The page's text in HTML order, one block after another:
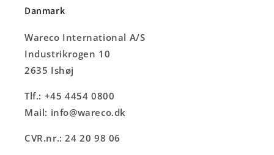
Danmark
Wareco International A/S
Industrikrogen 10
2635 Ishøj
Tlf.: +45 4454 0800
Mail: info@wareco.dk
CVR.nr.: 24 20 98 06